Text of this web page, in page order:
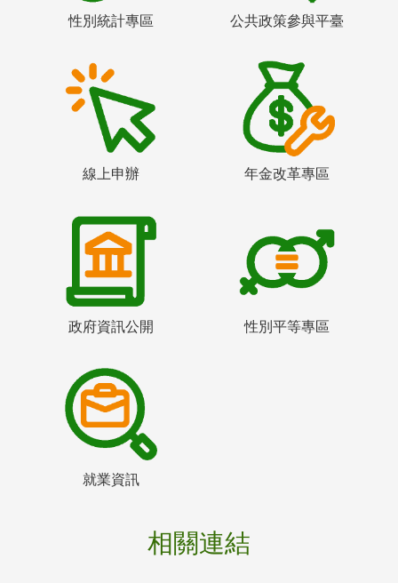
性別統計專區 公共政策參與平臺
線上申辦 年金改革專區
政府資訊公開 性別平等專區
就業資訊
相關連結